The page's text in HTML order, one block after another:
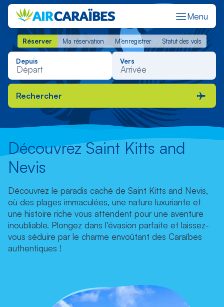
Menu
Réserver Ma réservation M'enregistrer Statut des vols
Réserver Ma réservation M'enregistrer Statut des vols
Depuis Vers
Rechercher
Découvrez Saint Kitts and
Nevis
Découvrez le paradis caché de Saint Kitts and Nevis,
où des plages immaculées, une nature luxuriante et
une histoire riche vous attendent pour une aventure
inoubliable. Plongez dans l'évasion parfaite et laissez-
vous séduire par le charme envoûtant des Caraïbes
authentiques !